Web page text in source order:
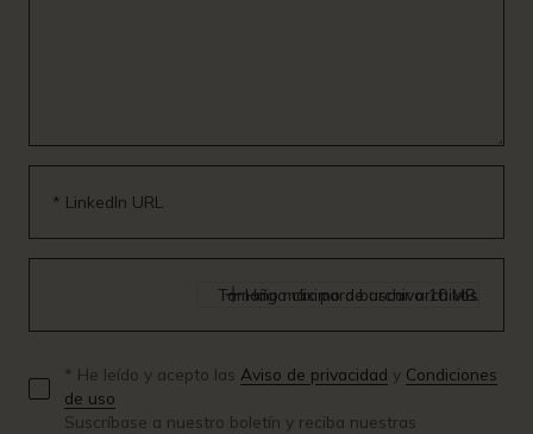
* LinkedIn URL
Haga clic para buscar archivos
Tamaño máximo de archivo 10 MB.
* He leído y acepto las Aviso de privacidad y Condiciones
de uso
Suscríbase a nuestro boletín y reciba nuestras